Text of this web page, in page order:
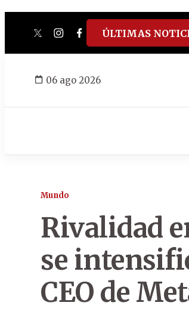
twitterinstagram
facebook
tiktokyoutube
spotify
ÚLTIMAS
06 ago 2026
Mundo
Rivalidad
se
CEO de